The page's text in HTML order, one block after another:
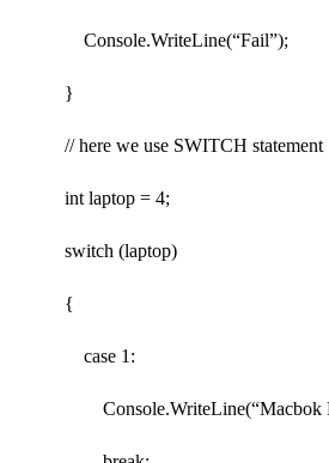
Console.WriteLine(“Fail”);
}
// here we use SWITCH statement
int laptop = 4;
switch (laptop)
{
case 1:
Console.WriteLine(“Macbok